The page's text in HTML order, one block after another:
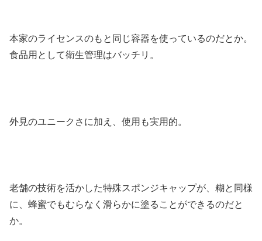
本家のライセンスのもと同じ容器を使っているのだとか。
食品用として衛生管理はバッチリ。
外見のユニークさに加え、使用も実用的。
老舗の技術を活かした特殊スポンジキャップが、糊と同様
に、蜂蜜でもむらなく滑らかに塗ることができるのだと
か。